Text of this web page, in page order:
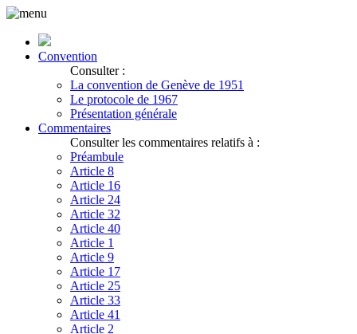
Convention
Consulter :
La convention de Genève de 1951
Le protocole de 1967
Présentation générale
Commentaires
Consulter les commentaires relatifs à :
Préambule
Article 8
Article 16
Article 24
Article 32
Article 40
Article 1
Article 9
Article 17
Article 25
Article 33
Article 41
Article 2